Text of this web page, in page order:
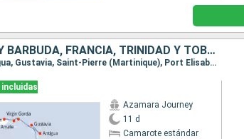
PUERTO RICO, ESTADOS UNIDOS, ANTIGUA Y BARBUDA, FRANCIA, TRINIDAD Y TOBAGO, SAN VINCENT Y LAS GRANADINAS, BARBADOS
Itinerario : San Juan, Charlotte Amalie, Virgin Gorda, Antigua, Gustavia, Saint-Pierre (Martinique), Port Elisabeth st vincent, Scarborough, Mayreau, Bridgetown
Azamara Journey
11 d
Camarote estándar